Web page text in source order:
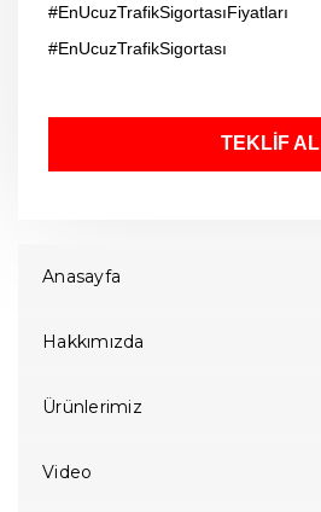
#EnUcuzTrafikSigortasıFiyatları
#EnUcuzTrafikSigortası
TEKLİF AL
Anasayfa
Hakkımızda
Ürünlerimiz
Video